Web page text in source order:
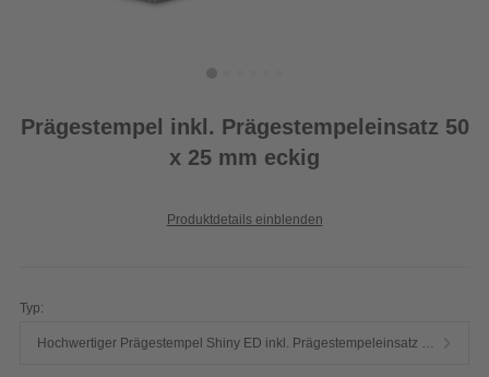
Prägestempel inkl. Prägestempeleinsatz 50
x 25 mm eckig
Produktdetails einblenden
Typ: